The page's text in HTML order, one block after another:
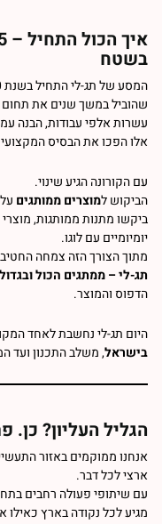
בשטח
המסע של תג-לי התחיל בשנת 2000 עם הקמת
שהוביל במשך שנים את תחום
עשרות אלפי עבודות, הבנה
אלו הפכו את הבסיס המקצועי
עם הקורונה הגיע שינוי.
הביקוש למוצרים ממותגיםעלה
ביקשו מתנות ממותגות, מוצרי
יומיומיים עם לוגו.
מתוך הצורך הזה צמחה
תג-לי – ממתגים הכול ובגדול
הדפוס והמוצר.
היום תג-לי נחשבת לאחד
בישראל, משלב התכנון ועד
הגליל העליון? כן.
אנחנו ממוקמים באזור
ארצי לכל דבר.
עם שיתופי פעולה רחבים
מגיע לכל נקודה בארץ כאילו